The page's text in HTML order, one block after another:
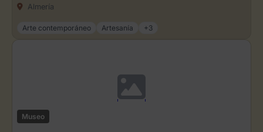
Almería
Arte contemporáneo Artesanía +3
Museo